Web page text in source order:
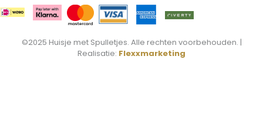
©2025 Huisje met Spulletjes. Alle rechten voorbehouden. |
Realisatie: Flexxmarketing